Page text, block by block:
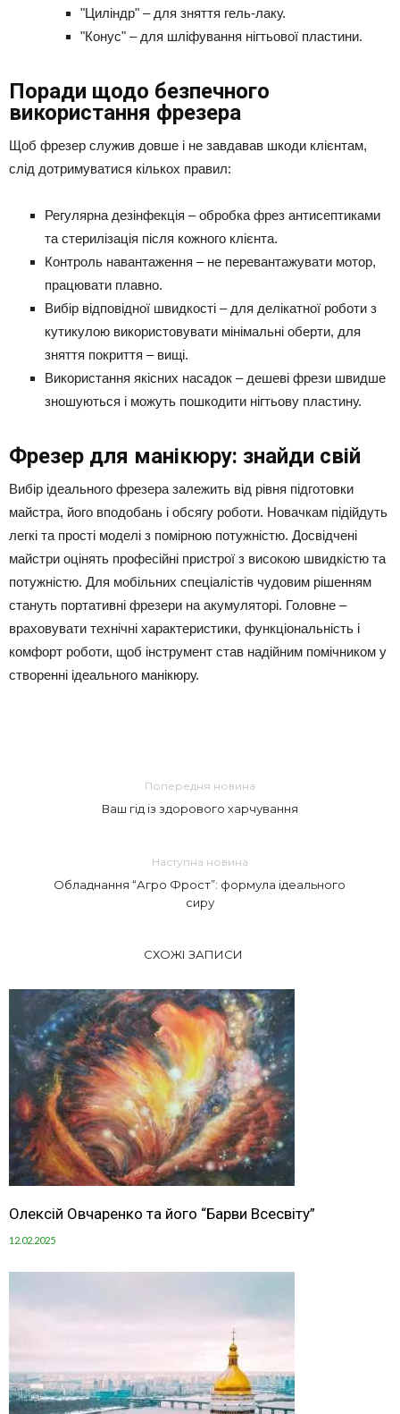
"Циліндр" – для зняття гель-лаку.
"Конус" – для шліфування нігтьової пластини.
Поради щодо безпечного
використання фрезера
Щоб фрезер служив довше і не завдавав шкоди клієнтам,
слід дотримуватися кількох правил:
Регулярна дезінфекція – обробка фрез антисептиками
та стерилізація після кожного клієнта.
Контроль навантаження – не перевантажувати мотор,
працювати плавно.
Вибір відповідної швидкості – для делікатної роботи з
кутикулою використовувати мінімальні оберти, для
зняття покриття – вищі.
Використання якісних насадок – дешеві фрези швидше
зношуються і можуть пошкодити нігтьову пластину.
Фрезер для манікюру: знайди свій
Вибір ідеального фрезера залежить від рівня підготовки
майстра, його вподобань і обсягу роботи. Новачкам підійдуть
легкі та прості моделі з помірною потужністю. Досвідчені
майстри оцінять професійні пристрої з високою швидкістю та
потужністю. Для мобільних спеціалістів чудовим рішенням
стануть портативні фрезери на акумуляторі. Головне –
враховувати технічні характеристики, функціональність і
комфорт роботи, щоб інструмент став надійним помічником у
створенні ідеального манікюру.
Попередня новина
Ваш гід із здорового харчування
Наступна новина
Обладнання “Агро Фрост”: формула ідеального
сиру
СХОЖІ ЗАПИСИ
Олексій Овчаренко та його “Барви Всесвіту”
12.02.2025